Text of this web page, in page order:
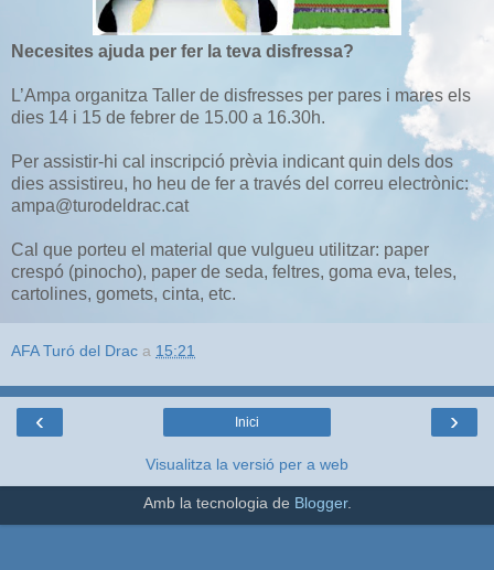
Necesites ajuda per fer la teva disfressa?
L’Ampa organitza Taller de disfresses per pares i mares els
dies 14 i 15 de febrer de 15.00 a 16.30h.
Per assistir-hi cal inscripció prèvia indicant quin dels dos
dies assistireu, ho heu de fer a través del correu electrònic:
ampa@turodeldrac.cat
Cal que porteu el material que vulgueu utilitzar: paper
crespó (pinocho), paper de seda, feltres, goma eva, teles,
cartolines, gomets, cinta, etc.
AFA Turó del Drac a 15:21
‹ ›
Inici
Visualitza la versió per a web
Amb la tecnologia de Blogger.